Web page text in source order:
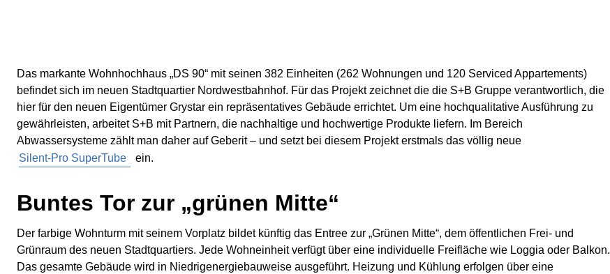
Das markante Wohnhochhaus „DS 90“ mit seinen 382 Einheiten (262 Wohnungen und 120 Serviced Appartements)
befindet sich im neuen Stadtquartier Nordwestbahnhof. Für das Projekt zeichnet die die S+B Gruppe verantwortlich, die
hier für den neuen Eigentümer Grystar ein repräsentatives Gebäude errichtet. Um eine hochqualitative Ausführung zu
gewährleisten, arbeitet S+B mit Partnern, die nachhaltige und hochwertige Produkte liefern. Im Bereich
Abwassersysteme zählt man daher auf Geberit – und setzt bei diesem Projekt erstmals das völlig neue
Silent-Pro SuperTube
ein.
Buntes Tor zur „grünen Mitte“
Der farbige Wohnturm mit seinem Vorplatz bildet künftig das Entree zur „Grünen Mitte“, dem öffentlichen Frei- und
Grünraum des neuen Stadtquartiers. Jede Wohneinheit verfügt über eine individuelle Freifläche wie Loggia oder Balkon.
Das gesamte Gebäude wird in Niedrigenergiebauweise ausgeführt. Heizung und Kühlung erfolgen über eine